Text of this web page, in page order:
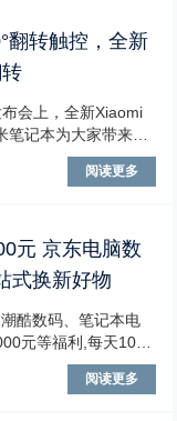
翻转触控，全新
会上，全新Xiaomi
记本为大家带来全
定位，还是小米首款
融于一身。并且配备
阅读更多
元 京东电脑数
式换新好物
酷数码、笔记本电
元等福利,每天10点
有5折好物限时抢的
会场,带你一站式购
阅读更多